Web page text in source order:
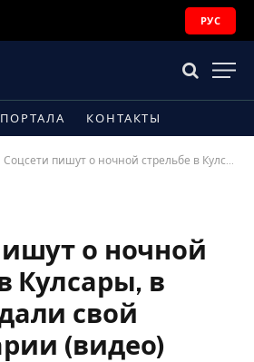
РУС
КОНТАКТЫ
Соцсети пишут о ночной стрельбе в Кулсары, в полиции дали свой комментарии (видео)
о ночной
Кулсары, в
свой
(видео)